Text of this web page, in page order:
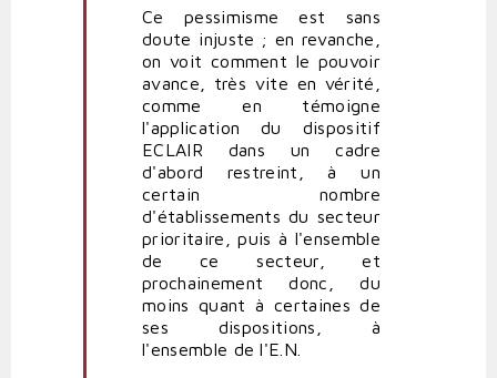
Probable
soumission
profs
profête
(non
vérifié)
Ce pessimisme est sans
doute injuste ; en revanche,
on voit comment le pouvoir
avance, très vite en vérité,
comme en témoigne
l'application du dispositif
ECLAIR dans un cadre
d'abord restreint, à un
certain nombre
d'établissements du secteur
prioritaire, puis à l'ensemble
de ce secteur, et
prochainement donc, du
moins quant à certaines de
ses dispositions, à
l'ensemble de l'E.N.